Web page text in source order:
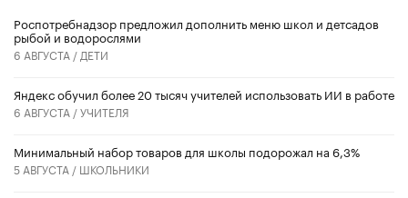
Роспотребнадзор предложил дополнить меню школ и детсадов
рыбой и водорослями
6 АВГУСТА / ДЕТИ
​Яндекс обучил более 20 тысяч учителей использовать ИИ в работе
6 АВГУСТА /УЧИТЕЛЯ
Минимальный набор товаров для школы подорожал на 6,3%
5 АВГУСТА / ШКОЛЬНИКИ